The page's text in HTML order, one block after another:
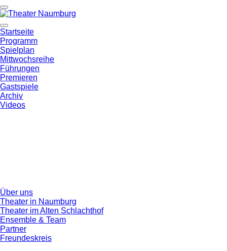
Startseite
Programm
Spielplan
Mittwochsreihe
Führungen
Premieren
Gastspiele
Archiv
Videos
Über uns
Theater in Naumburg
Theater im Alten Schlachthof
Ensemble & Team
Partner
Freundeskreis